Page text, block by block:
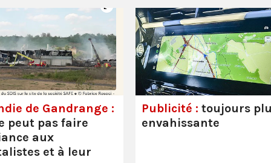
de Gandrange :
peut pas faire
aux
et à leur
Publicité : toujours
envahissante